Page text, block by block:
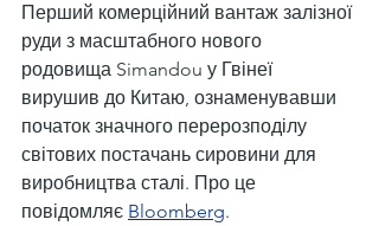
Перший комерційний вантаж залізної
руди з масштабного нового
родовища Simandou у Гвінеї
вирушив до Китаю, ознаменувавши
початок значного перерозподілу
світових постачань сировини для
виробництва сталі. Про це
повідомляє Bloomberg.